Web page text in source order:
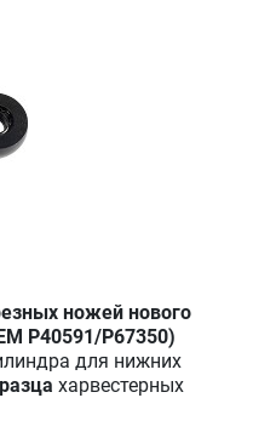
ножей нового
P40591/P67350)
для нижних
харвестерных